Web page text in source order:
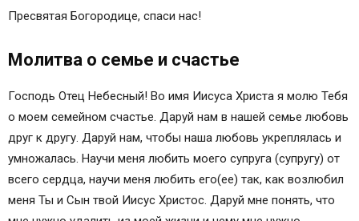
Пресвятая Богородице, спаси нас!
Молитва о семье и счастье
Господь Отец Небесный! Во имя Иисуса Христа я молю Тебя
о моем семейном счастье. Даруй нам в нашей семье любовь
друг к другу. Даруй нам, чтобы наша любовь укреплялась и
умножалась. Научи меня любить моего супруга (супругу) от
всего сердца, научи меня любить его(ее) так, как возлюбил
меня Ты и Сын твой Иисус Христос. Даруй мне понять, что